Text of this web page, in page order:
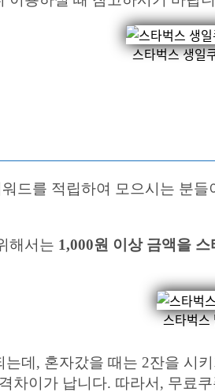
스타벅스
워드를 적립하여 모으시는 분
해서는 1,000원 이상 금액을 스
스타벅스
데, 혼자갔을 때는 2잔을 시
차이가 납니다. 따라서, 무료